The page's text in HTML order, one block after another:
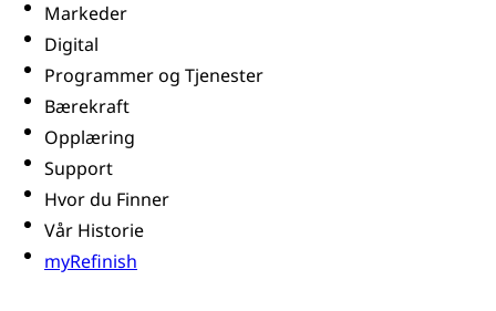
Markeder
Digital
Programmer og Tjenester
Bærekraft
Opplæring
Support
Hvor du Finner
Vår Historie
myRefinish